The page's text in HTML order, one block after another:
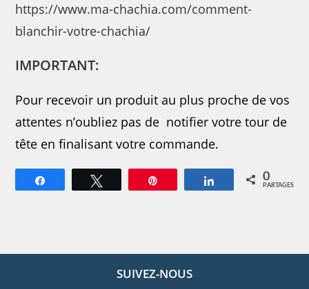
https://www.ma-chachia.com/comment-
blanchir-votre-chachia/
IMPORTANT:
Pour recevoir un produit au plus proche de vos
attentes n’oubliez pas de notifier votre tour de
tête en finalisant votre commande.
Partagez 0
PARTAGES
SUIVEZ-NOUS